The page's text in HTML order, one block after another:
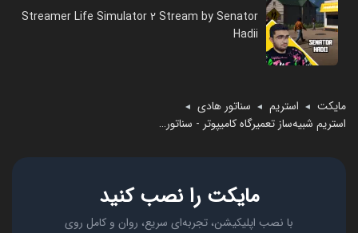
Streamer Life Simulator 2 Stream by Senator
Hadii
مایکت ◄ استریم ◄ سناتور هادی ◄
استریم شبیه‌ساز تعمیرگاه کامیپوتر - سناتور هادی
مایکت را نصب کنید
با نصب اپلیکیشن، تجربه‌ای سریع، روان و کامل روی